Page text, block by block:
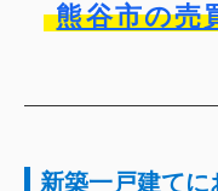
熊谷市の売
新築一戸建て